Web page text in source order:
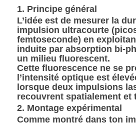
1. Principe général
L’idée est de mesurer la
impulsion ultracourte
femtoseconde) en
induite par absorption bi-
un milieu fluorescent.
Cette fluorescence ne se
l’intensité optique est
lorsque deux impulsions
recouvrent spatialement et
2. Montage expérimental
Comme montré dans ton